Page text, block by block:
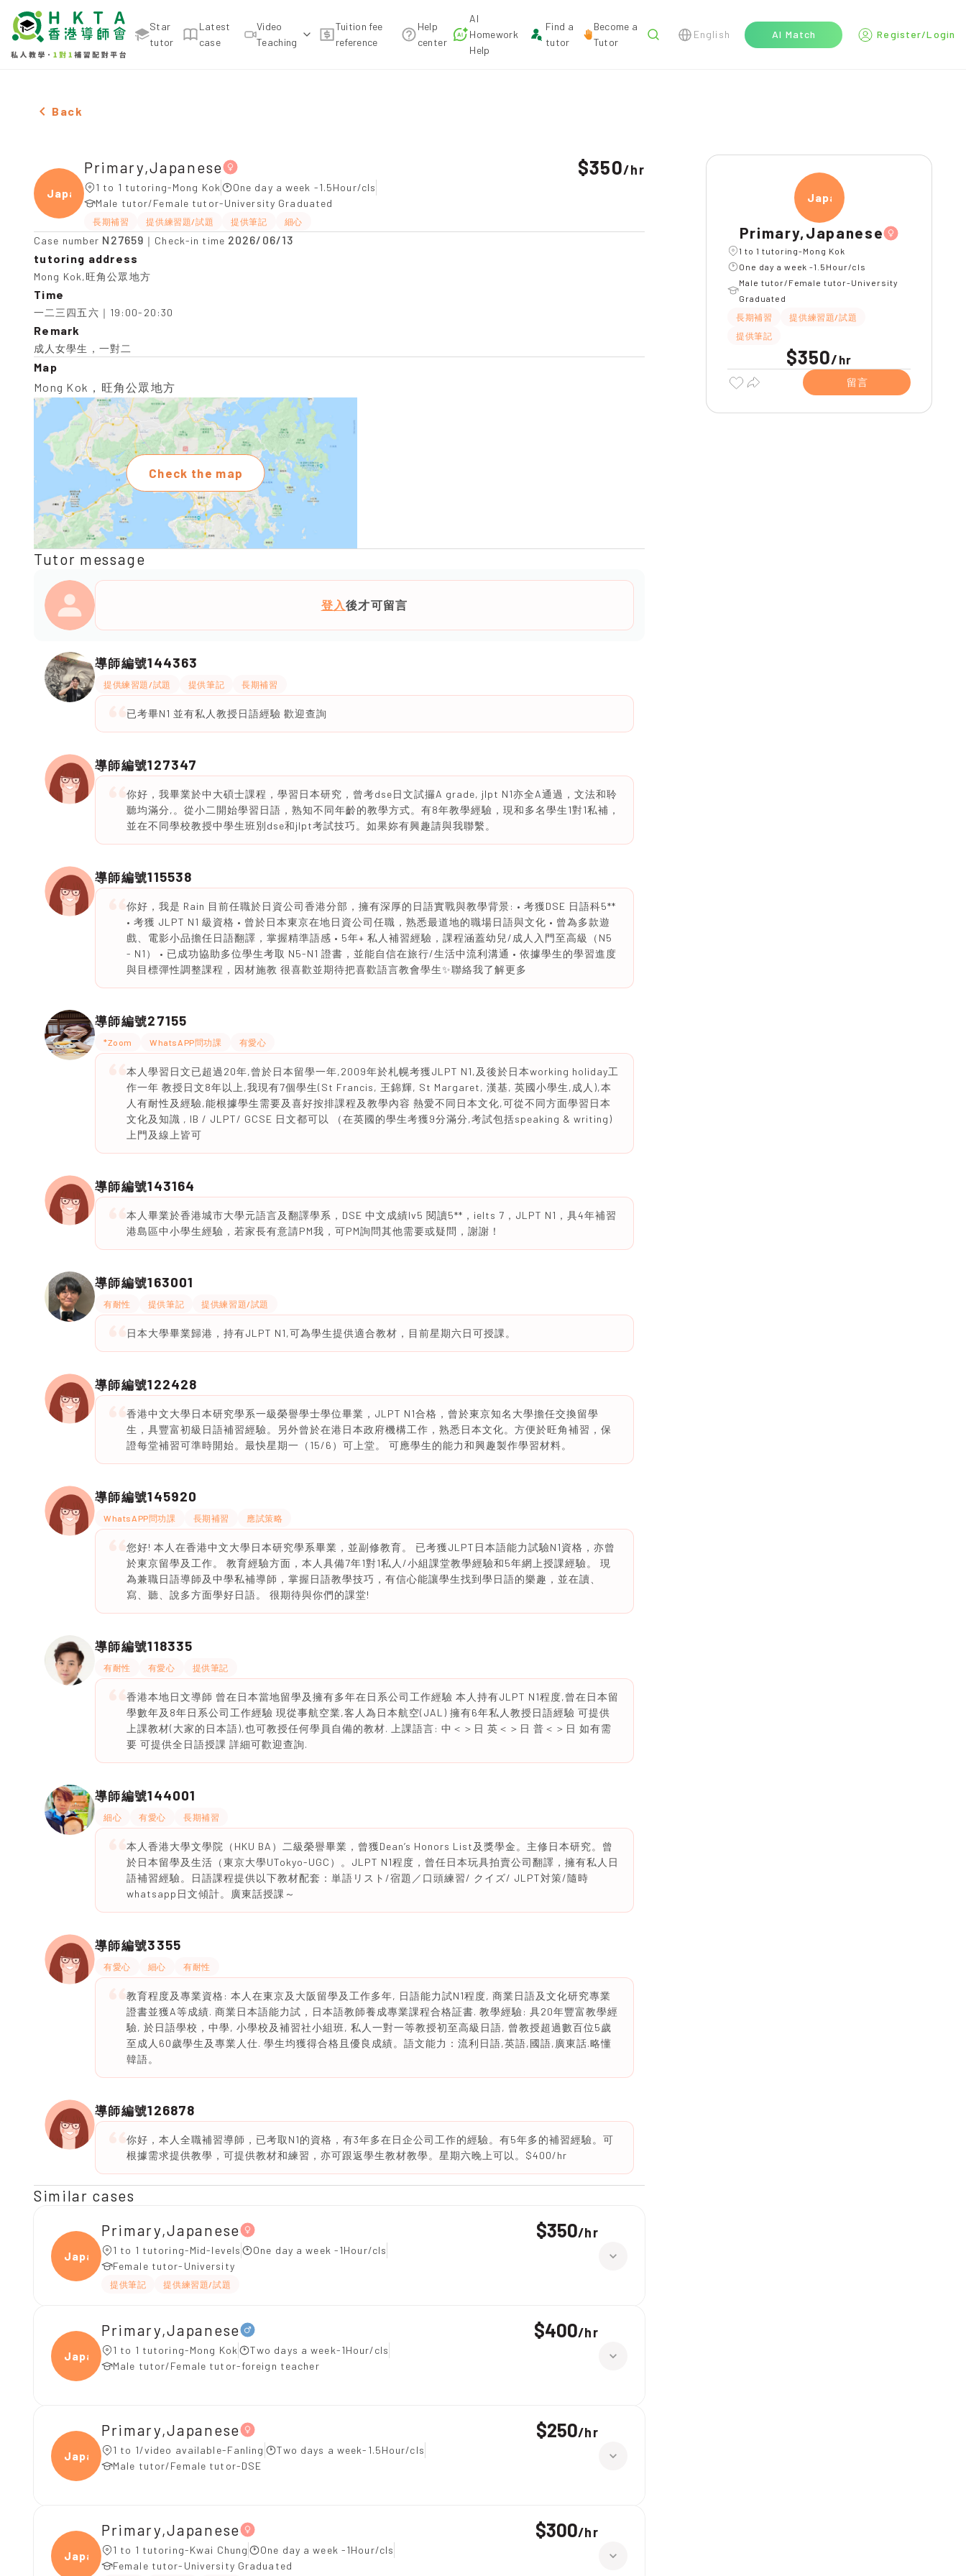
Star
tutor
Latest
case
Video
Teaching
Tuition fee
reference
Help
center
AI
Homework
Help
Find a
tutor
Become a
Tutor
English AI Match Register/Login
Two Females Primary,Japanese，Mong Kok Tuition recommendation
Back
Japan
Primary,Japanese
1 to 1 tutoring-Mong Kok
One day a week -1.5Hour/cls
Male tutor/Female tutor-University Graduated
長期補習 提供練習題/試題 提供筆記 細心
$350/hr
Case number N27659 ｜Check-in time 2026/06/13
tutoring address
Mong Kok,旺角公眾地方
Time
一二三四五六｜19:00-20:30
Remark
成人女學生，一對二
Map
Mong Kok，旺角公眾地方
Check the map
Tutor message
登入後才可留言
導師編號144363
提供練習題/試題 提供筆記 長期補習
已考畢N1 並有私人教授日語經驗 歡迎查詢
導師編號127347
你好，我畢業於中大碩士課程，學習日本研究，曾考dse日文試攞A grade, jlpt N1亦全A通過，文法和聆
聽均滿分,。從小二開始學習日語，熟知不同年齡的教學方式。有8年教學經驗，現和多名學生1對1私補，
並在不同學校教授中學生班別dse和jlpt考試技巧。如果妳有興趣請與我聯繫。
導師編號115538
你好，我是 Rain 目前任職於日資公司香港分部，擁有深厚的日語實戰與教學背景: • 考獲DSE 日語科5**
• 考獲 JLPT N1 級資格 • 曾於日本東京在地日資公司任職，熟悉最道地的職場日語與文化 • 曾為多款遊
戲、電影小品擔任日語翻譯，掌握精準語感 • 5年+ 私人補習經驗，課程涵蓋幼兒/成人入門至高級（N5
- N1） • 已成功協助多位學生考取 N5-N1 證書，並能自信在旅行/生活中流利溝通 • 依據學生的學習進度
與目標彈性調整課程，因材施教 很喜歡並期待把喜歡語言教會學生✨聯絡我了解更多
導師編號27155
*Zoom WhatsAPP問功課 有愛心
本人學習日文已超過20年,曾於日本留學一年,2009年於札幌考獲JLPT N1,及後於日本working holiday工
作一年 教授日文8年以上,我現有7個學生(St Francis, 王錦輝, St Margaret, 漢基, 英國小學生,成人),本
人有耐性及經驗,能根據學生需要及喜好按排課程及教學內容 熱愛不同日本文化,可從不同方面學習日本
文化及知識 , IB / JLPT/ GCSE 日文都可以 （在英國的學生考獲9分滿分,考試包括speaking & writing)
上門及線上皆可
導師編號143164
本人畢業於香港城市大學元語言及翻譯學系，DSE 中文成績lv5 閱讀5**，ielts 7，JLPT N1，具4年補習
港島區中小學生經驗，若家長有意請PM我，可PM詢問其他需要或疑問，謝謝！
導師編號163001
有耐性 提供筆記 提供練習題/試題
日本大學畢業歸港，持有JLPT N1,可為學生提供適合教材，目前星期六日可授課。
導師編號122428
香港中文大學日本研究學系一級榮譽學士學位畢業，JLPT N1合格，曾於東京知名大學擔任交換留學
生，具豐富初級日語補習經驗。另外曾於在港日本政府機構工作，熟悉日本文化。方便於旺角補習，保
證每堂補習可準時開始。最快星期一（15/6）可上堂。 可應學生的能力和興趣製作學習材料。
導師編號145920
WhatsAPP問功課 長期補習 應試策略
您好! 本人在香港中文大學日本研究學系畢業，並副修教育。 已考獲JLPT日本語能力試驗N1資格，亦曾
於東京留學及工作。 教育經驗方面，本人具備7年1對1私人/小組課堂教學經驗和5年網上授課經驗。 現
為兼職日語導師及中學私補導師，掌握日語教學技巧，有信心能讓學生找到學日語的樂趣，並在讀、
寫、聽、說多方面學好日語。 很期待與你們的課堂!
導師編號118335
有耐性 有愛心 提供筆記
香港本地日文導師 曾在日本當地留學及擁有多年在日系公司工作經驗 本人持有JLPT N1程度,曾在日本留
學數年及8年日系公司工作經驗 現從事航空業,客人為日本航空(JAL) 擁有6年私人教授日語經驗 可提供
上課教材(大家的日本語),也可教授任何學員自備的教材. 上課語言: 中＜＞日 英＜＞日 普＜＞日 如有需
要 可提供全日語授課 詳細可歡迎查詢.
導師編號144001
細心 有愛心 長期補習
本人香港大學文學院（HKU BA）二級榮譽畢業，曾獲Dean’s Honors List及獎學金。主修日本研究。曾
於日本留學及生活（東京大學UTokyo-UGC）。JLPT N1程度，曾任日本玩具拍賣公司翻譯，擁有私人日
語補習經驗。日語課程提供以下教材配套：単語リスト/宿題／口頭練習/ クイズ/ JLPT対策/隨時
whatsapp日文傾計。廣東話授課～
導師編號3355
有愛心 細心 有耐性
教育程度及專業資格: 本人在東京及大阪留學及工作多年, 日語能力試N1程度, 商業日語及文化研究專業
證書並獲A等成績. 商業日本語能力試，日本語教師養成專業課程合格証書. 教學經驗: 具20年豐富教學經
驗, 於日語學校，中學, 小學校及補習社小組班, 私人一對一等教授初至高級日語, 曾教授超過數百位5歲
至成人60歲學生及專業人仕. 學生均獲得合格且優良成績。語文能力：流利日語,英語,國語,廣東話.略懂
韓語。
導師編號126878
你好，本人全職補習導師，已考取N1的資格，有3年多在日企公司工作的經驗。有5年多的補習經驗。可
根據需求提供教學，可提供教材和練習，亦可跟返學生教材教學。星期六晚上可以。$400/hr
Similar cases
Japan
Primary,Japanese
1 to 1 tutoring-Mid-levels
One day a week -1Hour/cls
Female tutor-University
提供筆記 提供練習題/試題
$350/hr
Japan
Primary,Japanese
1 to 1 tutoring-Mong Kok
Two days a week-1Hour/cls
Male tutor/Female tutor-foreign teacher
$400/hr
Japan
Primary,Japanese
1 to 1/video available-Fanling
Two days a week-1.5Hour/cls
Male tutor/Female tutor-DSE
$250/hr
Japan
Primary,Japanese
1 to 1 tutoring-Kwai Chung
One day a week -1Hour/cls
Female tutor-University Graduated
$300/hr
Japan
Primary,Japanese
1 to 1 tutoring-Mong Kok
One day a week -1.5Hour/cls
Male tutor/Female tutor-University
Graduated
長期補習
提供練習題/試題
提供筆記
$350/ hr
留言